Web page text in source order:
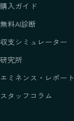
購入ガイド
無料AI診断
収支シミュレーター
研究所
エミネンス・レポート
スタッフコラム